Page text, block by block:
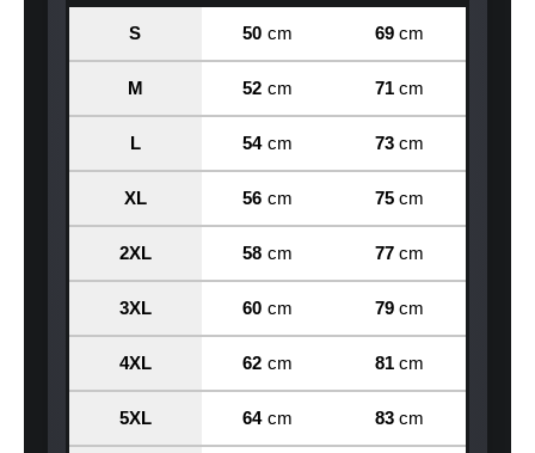
S 50 cm 69cm
M 52 cm 71cm
L 54cm 73cm
XL 56 cm 75cm
2XL 58 cm 77cm
3XL 60 cm 79cm
4XL 62 cm 81cm
5XL 64cm 83cm